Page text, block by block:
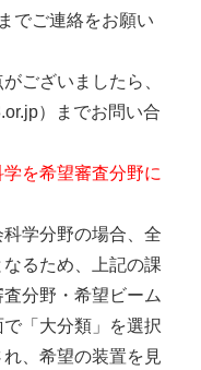
でご連絡をお願い
ございましたら、
）までお問い合
学を希望審査分野に
学分野の場合、全
るため、上記の課
分野・希望ビーム
「大分類」を選択
、希望の装置を見